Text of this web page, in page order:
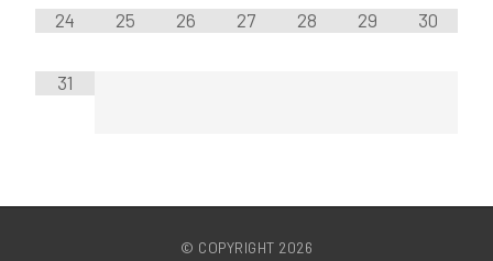
24 25 26 27 28 29 30
31
© COPYRIGHT 2026